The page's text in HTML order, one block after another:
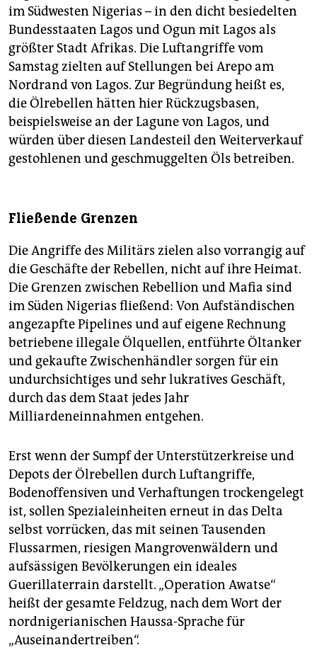
im Südwesten Nigerias – in den dicht besiedelten
Bundesstaaten Lagos und Ogun mit Lagos als
größter Stadt Afrikas. Die Luftangriffe vom
Samstag zielten auf Stellungen bei Arepo am
Nordrand von Lagos. Zur Begründung heißt es,
die­ ­Ölrebellen hätten hier Rückzugsbasen,
beispielsweise an der Lagune von Lagos, und
würden über diesen Landesteil den ­Weiterverkauf
gestohlenen und geschmuggelten Öls betreiben.
Fließende Grenzen
Die Angriffe des Militärs zielen also vorrangig auf
die Geschäfte der Rebellen, nicht auf ihre Heimat.
Die Grenzen zwischen Rebellion und Mafia sind
im Süden Nigerias fließend: Von Aufständischen
angezapfte Pipe­lines und auf eigene Rechnung
betriebene illegale Ölquellen, entführte Öltanker
und gekaufte Zwischenhändler sorgen für ein
undurchsichtiges und sehr lukratives Geschäft,
durch das dem Staat jedes Jahr
Milliardeneinnahmen entgehen.
Erst wenn der Sumpf der Unterstützerkreise und
Depots der Ölrebellen durch Luftangriffe,
Bodenoffensiven und Verhaftungen trockengelegt
ist, sollen Spezialeinheiten erneut in das Delta
selbst vorrücken, das mit seinen Tausenden
Flussarmen, riesigen Mangrovenwäldern und
aufsässigen Bevölkerungen ein ideales
Guerillaterrain darstellt. „Operation Awatse“
heißt der gesamte Feldzug, nach dem Wort der
nordnigerianischen Haussa-Sprache für
„Auseinandertreiben“.